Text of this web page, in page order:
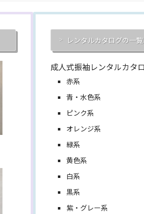
レンタルカタログの一覧
成人式振袖レンタルカタ
赤系
青・水色系
ピンク系
オレンジ系
緑系
黄色系
白系
黒系
紫・グレー系